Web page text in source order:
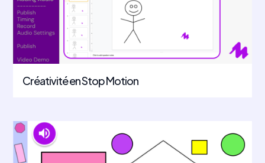
Créativité en Stop Motion